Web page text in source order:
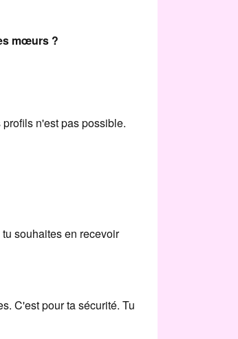
mœurs ?
n'est pas possible.
souhaites en recevoir
C'est pour ta sécurité. Tu